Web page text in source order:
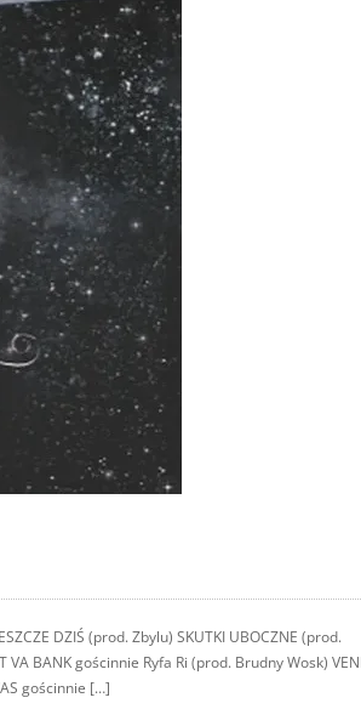
DZIŚ (prod. Zbylu) SKUTKI UBOCZNE (prod.
VA BANK gościnnie Ryfa Ri (prod. Brudny Wosk)
gościnnie […]